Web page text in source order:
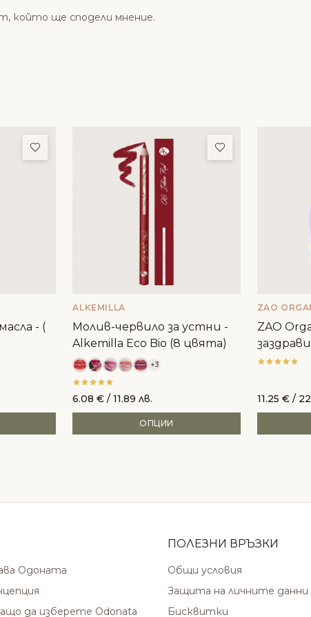
който ще сподели мнение.
Добави в любими
- (
Добави в
ALKEMILLA
Молив-червило за устни -
Alkemilla Eco Bio (8 цвята)
+3
6.08€ / 11.89 лв.
ОПЦИИ
ZAO
ZAO
11.25 €/
Одоната
да изберете Odonata
ПОЛЕЗНИ ВРЪЗКИ
Общи условия
Защита на личните данни
Бисквитки